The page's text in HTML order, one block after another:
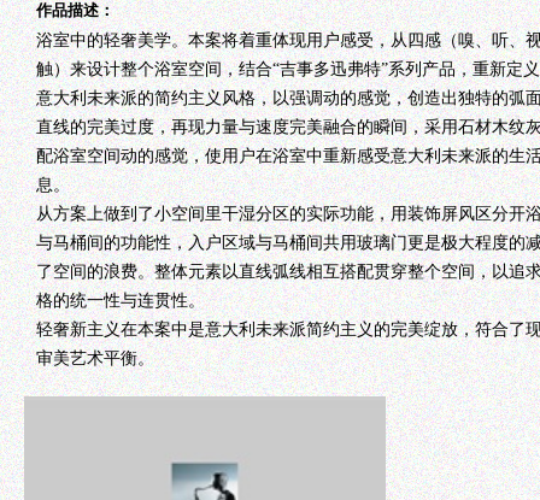
作品描述：
浴室中的轻奢美学。本案将着重体现用户感受，从四感（嗅、听、
触）来设计整个浴室空间，结合“吉事多迅弗特”系列产品，重新定
意大利未来派的简约主义风格，以强调动的感觉，创造出独特的弧
直线的完美过度，再现力量与速度完美融合的瞬间，采用石材木纹
配浴室空间动的感觉，使用户在浴室中重新感受意大利未来派的生
息。
从方案上做到了小空间里干湿分区的实际功能，用装饰屏风区分开
与马桶间的功能性，入户区域与马桶间共用玻璃门更是极大程度的
了空间的浪费。整体元素以直线弧线相互搭配贯穿整个空间，以追
格的统一性与连贯性。
轻奢新主义在本案中是意大利未来派简约主义的完美绽放，符合了
审美艺术平衡。